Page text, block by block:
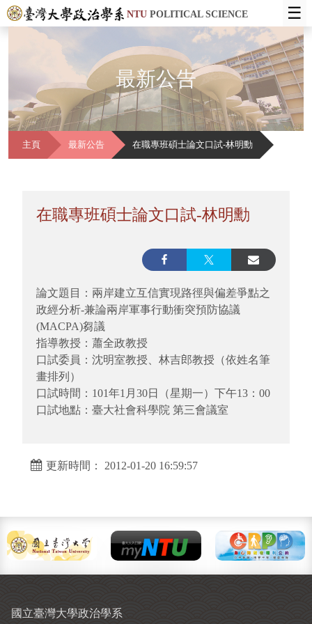
NTUPOLITICAL SCIENCE ☰
最新公告
主頁 最新公告 在職專班碩士論文口試-林明勳
在職專班碩士論文口試-林明勳
論文題目：兩岸建立互信實現路徑與偏差爭點之
政經分析-兼論兩岸軍事行動衝突預防協議
(MACPA)芻議
指導教授：蕭全政教授
口試委員：沈明室教授、林吉郎教授（依姓名筆
畫排列）
口試時間：101年1月30日（星期一）下午13：00
口試地點：臺大社會科學院 第三會議室
更新時間： 2012-01-20 16:59:57
國立臺灣大學政治學系